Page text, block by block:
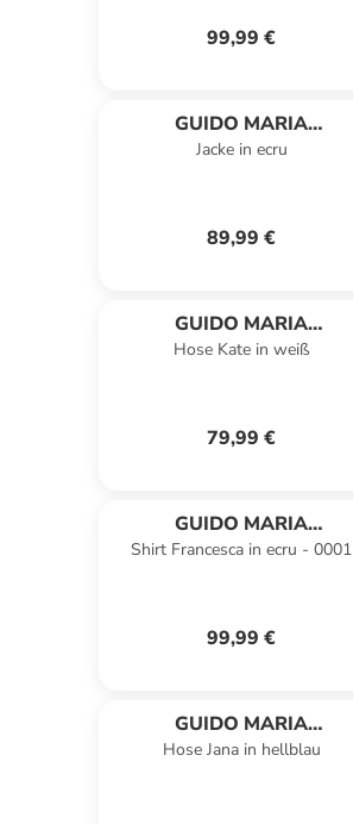
99,99 €
GUIDO MARIA
KRETSCHMER
Jacke in ecru
89,99 €
GUIDO MARIA
KRETSCHMER
Hose Kate in weiß
79,99 €
GUIDO MARIA
KRETSCHMER
Shirt Francesca in ecru - 0001
99,99 €
GUIDO MARIA
KRETSCHMER
Hose Jana in hellblau